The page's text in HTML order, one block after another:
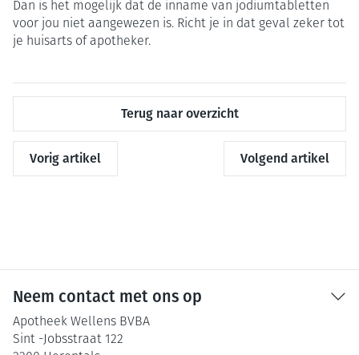
Dan is het mogelijk dat de inname van jodiumtabletten
voor jou niet aangewezen is. Richt je in dat geval zeker tot
je huisarts of apotheker.
Terug naar overzicht
Vorig artikel Volgend artikel
Neem contact met ons op
Apotheek Wellens BVBA
Sint -Jobsstraat 122